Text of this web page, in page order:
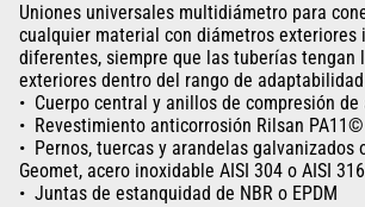
Uniones universales multidiámetro para
cualquier material con diámetros exteriores
diferentes, siempre que las tuberías tengan
exteriores dentro del rango de
Cuerpo central y anillos de compresión
Revestimiento anticorrosión Rilsan PA11©
Pernos, tuercas y arandelas galvanizados
Geomet, acero inoxidable AISI 304 o AISI
Juntas de estanquidad de NBR o EPDM